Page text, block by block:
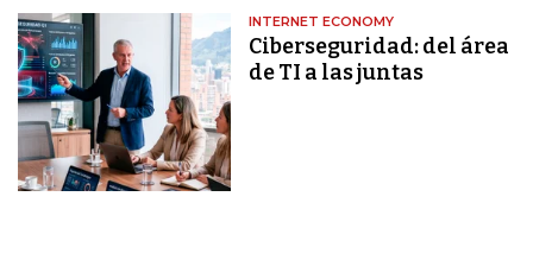
INTERNET ECONOMY
Ciberseguridad: del área
de TI a las juntas